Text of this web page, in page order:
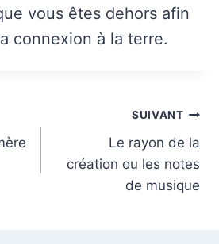
vous êtes dehors afin
connexion à la terre.
SUIVANT
Le rayon de la
création ou les notes
de musique